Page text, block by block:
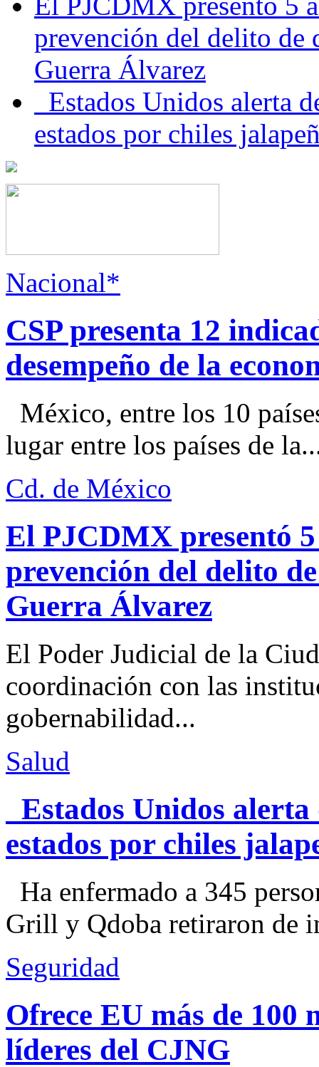
prevención del delito de
Guerra Álvarez
Estados Unidos alerta
estados por chiles
Nacional*
CSP presenta 12
desempeño de la
México, entre los 10
lugar entre los países de
Cd. de México
El PJCDMX presentó
prevención del delito
Guerra Álvarez
El Poder Judicial de la
coordinación con las
gobernabilidad...
Salud
Estados Unidos alerta
estados por chiles
Ha enfermado a 345
Grill y Qdoba retiraron de
Seguridad
Ofrece EU más de 100
líderes del CJNG